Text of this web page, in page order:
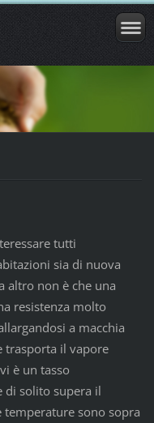
tutti
sia di nuova
altro non è che una
resistenza molto
a macchia
trasporta il vapore
è un tasso
di solito supera il
temperature sono sopra